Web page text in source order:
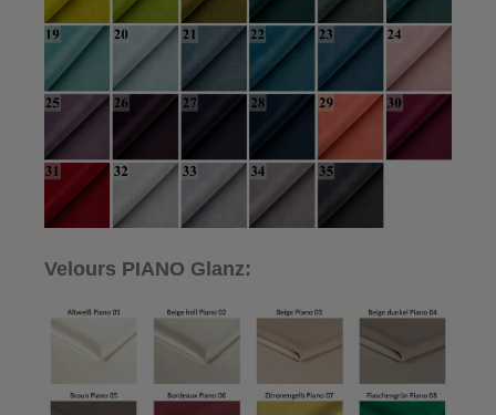
Velours PIANO Glanz: